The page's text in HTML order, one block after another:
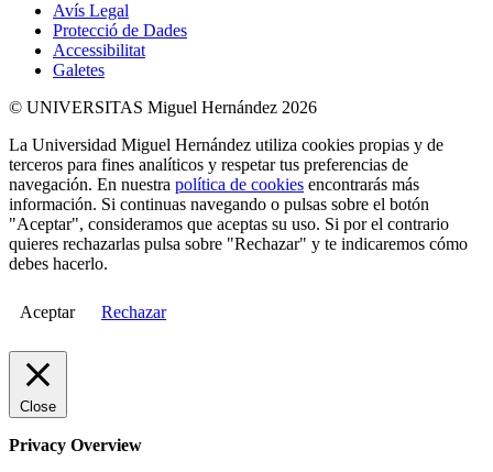
Avís Legal
Protecció de Dades
Accessibilitat
Galetes
© UNIVERSITAS Miguel Hernández 2026
La Universidad Miguel Hernández utiliza cookies propias y de
terceros para fines analíticos y respetar tus preferencias de
navegación. En nuestra política de cookies encontrarás más
información. Si continuas navegando o pulsas sobre el botón
"Aceptar", consideramos que aceptas su uso. Si por el contrario
quieres rechazarlas pulsa sobre "Rechazar" y te indicaremos cómo
debes hacerlo.
Aceptar Rechazar
Close
Privacy Overview